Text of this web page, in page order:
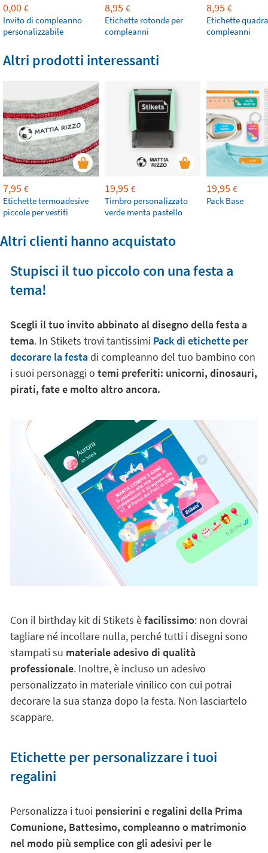
0,00 €
Invito di compleanno
personalizzabile
8,95 €
Etichette rotonde per
compleanni
8,95 €
Etichette
compleanni
Altri prodotti interessanti
7,95 €
Etichette termoadesive
piccole per vestiti
19,95 €
Timbro personalizzato
verde menta pastello
19,95 €
Pack Base
Altri clienti hanno acquistato
Stupisci il tuo piccolo con una festa a
tema!
Scegli il tuo invito abbinato al disegno della festa a
tema. In Stikets trovi tantissimi Pack di etichette per
decorare la festadi compleanno del tuo bambino con
i suoi personaggi o temi preferiti: unicorni, dinosauri,
pirati, fate e molto altro ancora.
Con il birthday kit di Stikets èfacilissimo: non dovrai
tagliare né incollare nulla, perché tutti i disegni sono
stampati su materiale adesivo di qualità
professionale. Inoltre, è incluso un adesivo
personalizzato in materiale vinilico con cui potrai
decorare la sua stanza dopo la festa. Non lasciartelo
scappare.
Etichette per personalizzare i tuoi
regalini
Personalizza i tuoi pensierini e regalini della Prima
Comunione, Battesimo, compleanno o matrimonio
nel modo più semplice con gli adesivi per le